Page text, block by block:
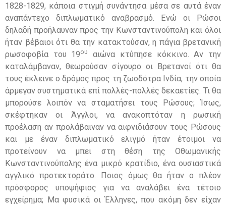
1828-1829, κάποια στιγμή συνάντησα μέσα σε αυτά έναν
αναπάντεχο διπλωματικό αναβρασμό. Ενώ οι Ρώσοι
δηλαδή προήλαυναν προς την Κωνσταντινούπολη και όλοι
ήταν βέβαιοι ότι θα την κατακτούσαν, η πάγια βρετανική
ρωσοφοβία του 19ου
αιώνα κτύπησε κόκκινο. Αν την
καταλάμβαναν, θεωρούσαν σίγουρο οι Βρετανοί ότι θα
τους έκλεινε ο δρόμος προς τη ζωοδότρα Ινδία, την οποία
άρμεγαν συστηματικά επί πολλές-πολλές δεκαετίες. Τι θα
μπορούσε λοιπόν να σταματήσει τους Ρώσους; Ίσως,
σκέφτηκαν οι Άγγλοι, να ανακοπτόταν η ρωσική
προέλαση αν προλάβαιναν να αιφνιδιάσουν τους Ρώσους
και με έναν διπλωματικό ελιγμό ήταν έτοιμοι να
προτείνουν να μπει στη θέση της Οθωμανικής
Κωνσταντινούπολης ένα μικρό κρατίδιο, ένα ουσιαστικά
αγγλικό προτεκτοράτο. Ποιος όμως θα ήταν ο πλέον
πρόσφορος υποψήφιος για να αναλάβει ένα τέτοιο
εγχείρημα; Μα φυσικά οι Έλληνες, που ακόμη δεν είχαν